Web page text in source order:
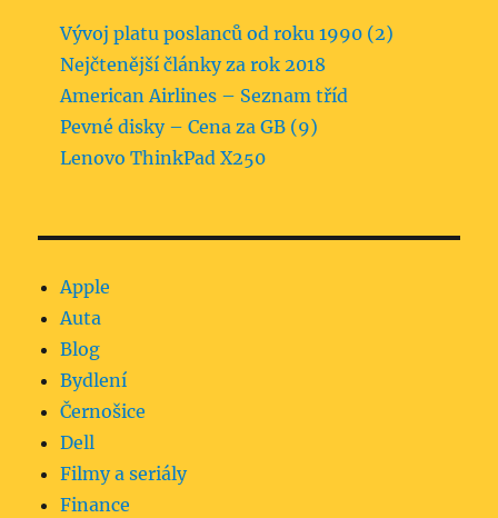
Vývoj platu poslanců od roku 1990 (2)
Nejčtenější články za rok 2018
American Airlines – Seznam tříd
Pevné disky – Cena za GB (9)
Lenovo ThinkPad X250
Apple
Auta
Blog
Bydlení
Černošice
Dell
Filmy a seriály
Finance